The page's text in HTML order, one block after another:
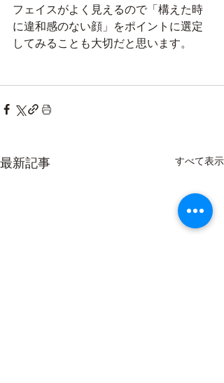
フェイスがよく見えるので「構えた時
に違和感のない顔」をポイントに選定
してみることも大切だと思います。
最新記事 すべて表示